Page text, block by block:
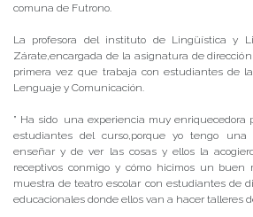
comuna de Futrono.
La profesora del instituto de Lingüística y
Zárate,encargada de la asignatura de
primera vez que trabaja con estudiantes de
Lenguaje y Comunicación.
” Ha sido una experiencia muy enriquecedora
estudiantes del curso,porque yo tengo
enseñar y de ver las cosas y ellos la
receptivos conmigo y cómo hicimos un buen
muestra de teatro escolar con estudiantes de
educacionales donde ellos van a hacer talleres